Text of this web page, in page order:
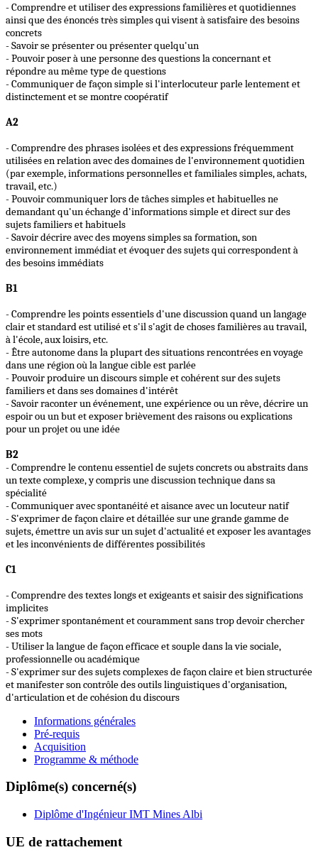
- Comprendre et utiliser des expressions familières et quotidiennes
ainsi que des énoncés très simples qui visent à satisfaire des besoins
concrets
- Savoir se présenter ou présenter quelqu'un
- Pouvoir poser à une personne des questions la concernant et
répondre au même type de questions
- Communiquer de façon simple si l'interlocuteur parle lentement et
distinctement et se montre coopératif
A2
- Comprendre des phrases isolées et des expressions fréquemment
utilisées en relation avec des domaines de l'environnement quotidien
(par exemple, informations personnelles et familiales simples, achats,
travail, etc.)
- Pouvoir communiquer lors de tâches simples et habituelles ne
demandant qu'un échange d'informations simple et direct sur des
sujets familiers et habituels
- Savoir décrire avec des moyens simples sa formation, son
environnement immédiat et évoquer des sujets qui correspondent à
des besoins immédiats
B1
- Comprendre les points essentiels d'une discussion quand un langage
clair et standard est utilisé et s'il s'agit de choses familières au travail,
à l'école, aux loisirs, etc.
- Être autonome dans la plupart des situations rencontrées en voyage
dans une région où la langue cible est parlée
- Pouvoir produire un discours simple et cohérent sur des sujets
familiers et dans ses domaines d'intérêt
- Savoir raconter un événement, une expérience ou un rêve, décrire un
espoir ou un but et exposer brièvement des raisons ou explications
pour un projet ou une idée
B2
- Comprendre le contenu essentiel de sujets concrets ou abstraits dans
un texte complexe, y compris une discussion technique dans sa
spécialité
- Communiquer avec spontanéité et aisance avec un locuteur natif
- S'exprimer de façon claire et détaillée sur une grande gamme de
sujets, émettre un avis sur un sujet d'actualité et exposer les avantages
et les inconvénients de différentes possibilités
C1
- Comprendre des textes longs et exigeants et saisir des significations
implicites
- S'exprimer spontanément et couramment sans trop devoir chercher
ses mots
- Utiliser la langue de façon efficace et souple dans la vie sociale,
professionnelle ou académique
- S'exprimer sur des sujets complexes de façon claire et bien structurée
et manifester son contrôle des outils linguistiques d'organisation,
d'articulation et de cohésion du discours
Informations générales
Pré-requis
Acquisition
Programme & méthode
Diplôme(s) concerné(s)
Diplôme d'Ingénieur IMT Mines Albi
UE de rattachement